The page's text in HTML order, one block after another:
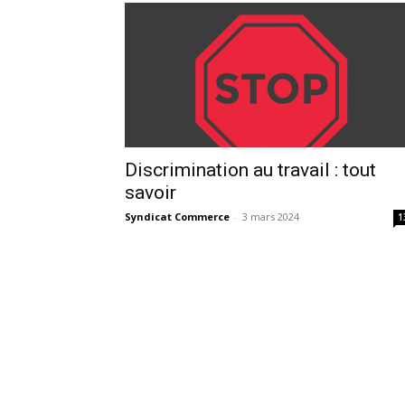
Discrimination au travail : tout
savoir
Syndicat Commerce - 3 mars 2024